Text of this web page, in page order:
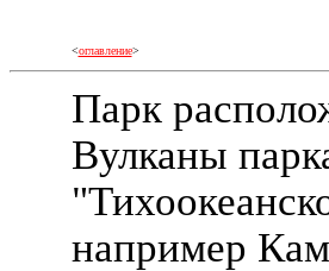
<оглавление>
Парк
Вулканы
например